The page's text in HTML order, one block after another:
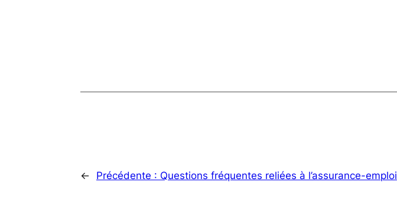
← Précédente : Questions fréquentes reliées à l’assurance-emploi